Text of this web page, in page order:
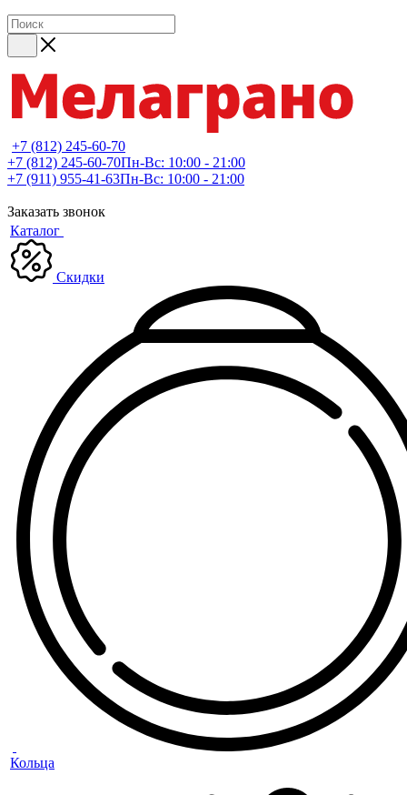
+7 (812) 245-60-70
+7 (812) 245-60-70Пн-Вс: 10:00 - 21:00
+7 (911) 955-41-63Пн-Вс: 10:00 - 21:00
Заказать звонок
Каталог
Скидки
Кольца